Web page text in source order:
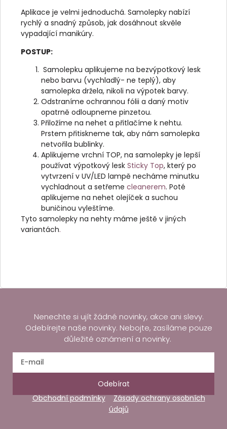
Aplikace je velmi jednoduchá. Samolepky nabízí
rychlý a snadný způsob, jak dosáhnout skvěle
vypadající manikúry.
POSTUP:
Samolepku aplikujeme na bezvýpotkový lesk
nebo barvu (vychladlý- ne teplý), aby
samolepka držela, nikoli na výpotek barvy.
Odstraníme ochrannou fólii a daný motiv
opatrně odloupneme pinzetou.
Přiložíme na nehet a přitlačíme k nehtu.
Prstem přitiskneme tak, aby nám samolepka
netvořila bublinky.
Aplikujeme vrchní TOP, na samolepky je lepší
používat výpotkový lesk Sticky Top, který po
vytvrzení v UV/LED lampě necháme minutku
vychladnout a setřeme cleanerem. Poté
aplikujeme na nehet olejíček a suchou
buničinou vyleštíme.
Tyto samolepky na nehty máme ještě v jiných
variantách.
Nenechte si ujít žádné novinky, akce ani slevy.
Odebírejte naše novinky. Nebojte, zasíláme pouze
důležité oznámení a novinky.
Odebírat
Obchodní podmínky
Zásady ochrany osobních
údajů